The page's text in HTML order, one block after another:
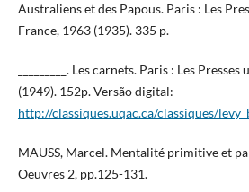
Australiens et des Papous. Paris : Les
France, 1963 (1935). 335 p.
_________. Les carnets. Paris : Les
(1949). 152p. Versão digital:
http://classiques.uqac.ca/classiques/
MAUSS, Marcel. Mentalité primitive et
Oeuvres 2, pp.125-131.